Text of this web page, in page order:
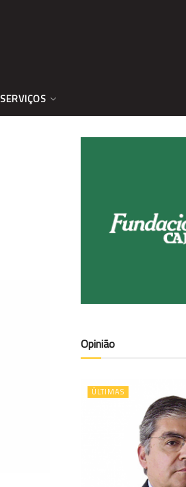
SERVIÇOS
Opinião
ÚLTIMAS